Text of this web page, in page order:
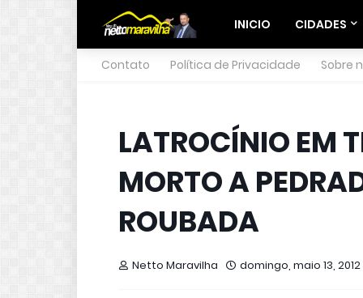
INICIO CIDADES
Contato Política de Privacidade Sobre
LATROCÍNIO EM
MORTO A
ROUBADA
Netto Maravilha domingo, maio 13, 2012